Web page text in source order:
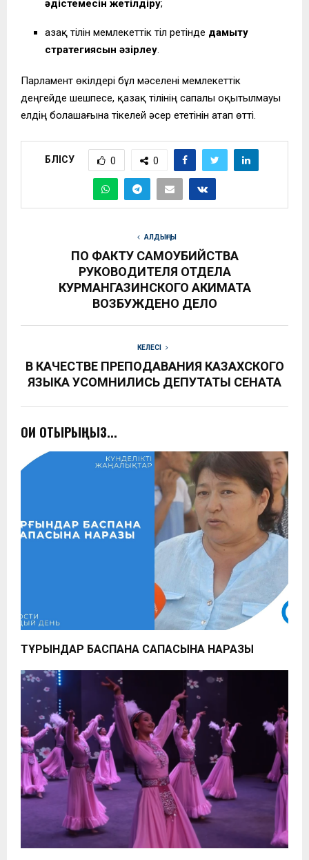
әдістемесін жетілдіру;
Қазақ тілін мемлекеттік тіл ретінде дамыту
стратегиясын әзірлеу.
Парламент өкілдері бұл мәселені мемлекеттік
деңгейде шешпесе, қазақ тілінің сапалы оқытылмауы
елдің болашағына тікелей әсер ететінін атап өтті.
БӨЛІСУ 0 0
АЛДЫҢҒЫ
ПО ФАКТУ САМОУБИЙСТВА
РУКОВОДИТЕЛЯ ОТДЕЛА
КУРМАНГАЗИНСКОГО АКИМАТА
ВОЗБУЖДЕНО ДЕЛО
КЕЛЕСІ
В КАЧЕСТВЕ ПРЕПОДАВАНИЯ КАЗАХСКОГО
ЯЗЫКА УСОМНИЛИСЬ ДЕПУТАТЫ СЕНАТА
ОҚИ ОТЫРЫҢЫЗ...
ТҰРҒЫНДАР БАСПАНА САПАСЫНА НАРАЗЫ